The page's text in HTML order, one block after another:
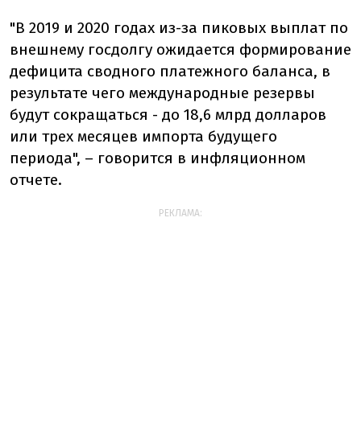
"В 2019 и 2020 годах из-за пиковых выплат по
внешнему госдолгу ожидается формирование
дефицита сводного платежного баланса, в
результате чего международные резервы
будут сокращаться - до 18,6 млрд долларов
или трех месяцев импорта будущего
периода", – говорится в инфляционном
отчете.
РЕКЛАМА: